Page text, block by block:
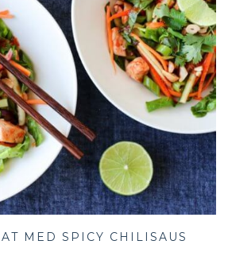
MED SPICY CHILISAUS